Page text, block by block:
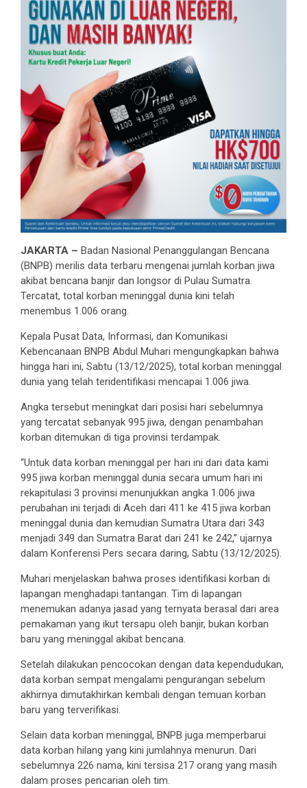
JAKARTA – Badan Nasional Penanggulangan Bencana
(BNPB) merilis data terbaru mengenai jumlah korban jiwa
akibat bencana banjir dan longsor di Pulau Sumatra.
Tercatat, total korban meninggal dunia kini telah
menembus 1.006 orang.
Kepala Pusat Data, Informasi, dan Komunikasi
Kebencanaan BNPB Abdul Muhari mengungkapkan bahwa
hingga hari ini, Sabtu (13/12/2025), total korban meninggal
dunia yang telah teridentifikasi mencapai 1.006 jiwa.
Angka tersebut meningkat dari posisi hari sebelumnya
yang tercatat sebanyak 995 jiwa, dengan penambahan
korban ditemukan di tiga provinsi terdampak.
“Untuk data korban meninggal per hari ini dari data kami
995 jiwa korban meninggal dunia secara umum hari ini
rekapitulasi 3 provinsi menunjukkan angka 1.006 jiwa
perubahan ini terjadi di Aceh dari 411 ke 415 jiwa korban
meninggal dunia dan kemudian Sumatra Utara dari 343
menjadi 349 dan Sumatra Barat dari 241 ke 242,” ujarnya
dalam Konferensi Pers secara daring, Sabtu (13/12/2025).
Muhari menjelaskan bahwa proses identifikasi korban di
lapangan menghadapi tantangan. Tim di lapangan
menemukan adanya jasad yang ternyata berasal dari area
pemakaman yang ikut tersapu oleh banjir, bukan korban
baru yang meninggal akibat bencana.
Setelah dilakukan pencocokan dengan data kependudukan,
data korban sempat mengalami pengurangan sebelum
akhirnya dimutakhirkan kembali dengan temuan korban
baru yang terverifikasi.
Selain data korban meninggal, BNPB juga memperbarui
data korban hilang yang kini jumlahnya menurun. Dari
sebelumnya 226 nama, kini tersisa 217 orang yang masih
dalam proses pencarian oleh tim.